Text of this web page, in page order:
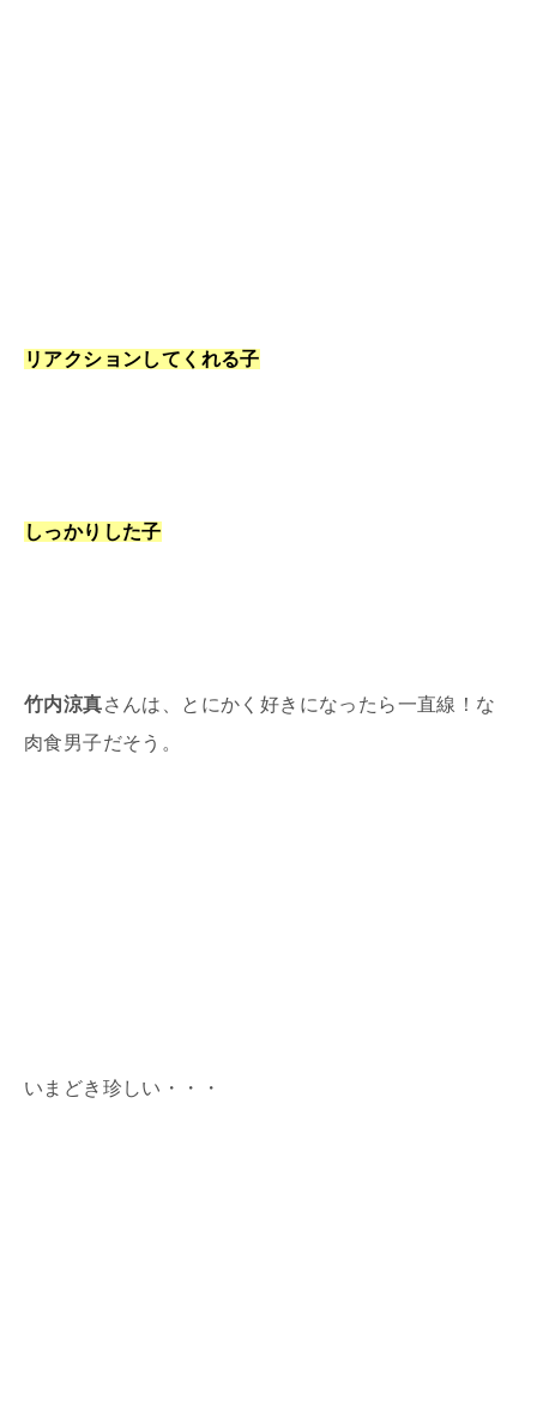
リアクションしてくれる子
しっかりした子
竹内涼真さんは、とにかく好きになったら一直線！な
肉食男子だそう。
いまどき珍しい・・・